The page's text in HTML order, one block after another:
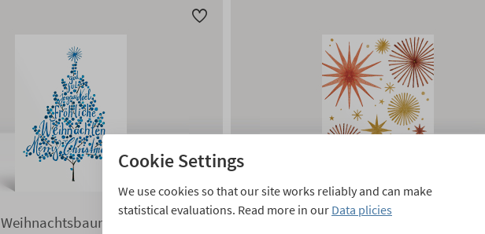
Weihnachtsbaum Blau
Weihnachtssterne Gold und
Cookie Settings
We use cookies so that our site works reliably and can make
statistical evaluations. Read more in our Data plicies